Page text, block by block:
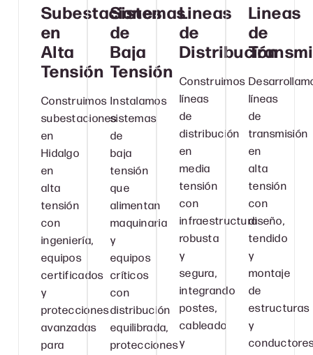
Subestaciones
en
Alta
Tensión
Construimos
subestaciones
en
Hidalgo
en
alta
tensión
con
ingeniería,
equipos
certificados
y
protecciones
avanzadas
para
Sistemas
de
Baja
Tensión
Instalamos
sistemas
de
baja
tensión
que
alimentan
maquinaria
y
equipos
críticos
con
distribución
equilibrada,
protecciones
Lineas
de
Distribución
Construimos
líneas
de
distribución
en
media
tensión
con
infraestructura
robusta
y
segura,
integrando
postes,
cableado
y
Lineas
de
líneas
de
transmisión
en
alta
tensión
con
diseño,
tendido
y
montaje
de
estructuras
y